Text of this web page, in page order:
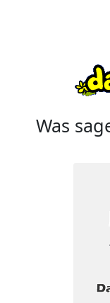
Was